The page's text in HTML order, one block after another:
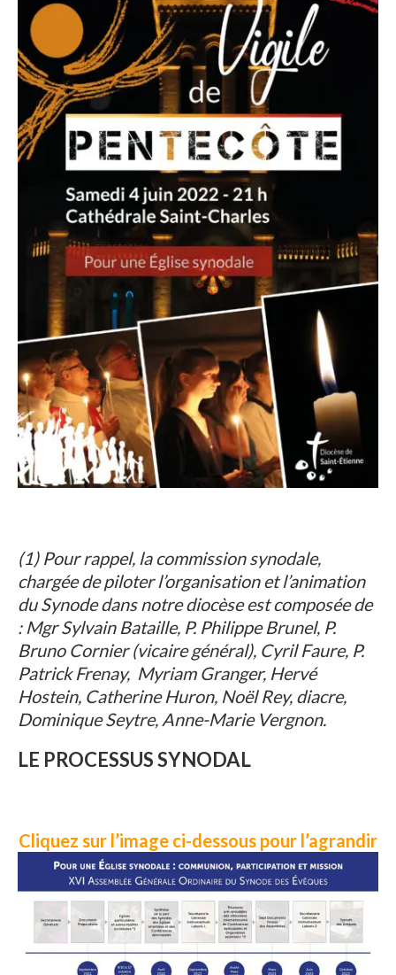
(1) Pour rappel, la commission synodale,
chargée de piloter l’organisation et l’animation
du Synode dans notre diocèse est composée de
: Mgr Sylvain Bataille, P. Philippe Brunel, P.
Bruno Cornier (vicaire général), Cyril Faure, P.
Patrick Frenay, Myriam Granger, Hervé
Hostein, Catherine Huron, Noël Rey, diacre,
Dominique Seytre, Anne-Marie Vergnon.
LE PROCESSUS SYNODAL
Cliquez sur l’image ci-dessous pour l’agrandir